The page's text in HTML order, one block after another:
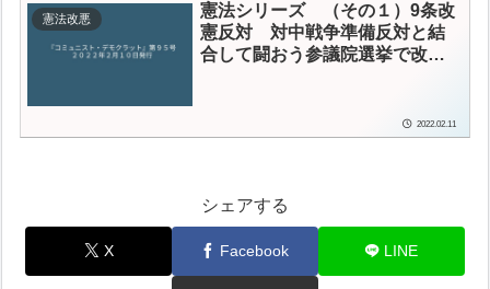
憲法改悪 憲法シリーズ （その１） 9条改
憲反対 対中戦争準備反対と結
合して闘おう参議院選挙で改憲
2022.02.11
シェアする
X Facebook LINE